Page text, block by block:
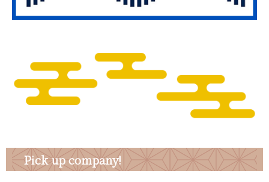
Pick up company!